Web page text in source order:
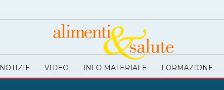
NOTIZIE VIDEO INFO MATERIALE FORMAZIONE